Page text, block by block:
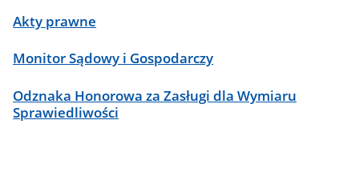
Akty prawne
Monitor Sądowy i Gospodarczy
Odznaka Honorowa za Zasługi dla Wymiaru
Sprawiedliwości